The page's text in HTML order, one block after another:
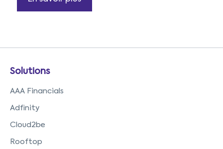
Solutions
AAA Financials
Adfinity
Cloud2be
Rooftop